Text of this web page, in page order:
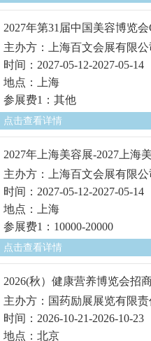
2027年第31届中国美容博览会
主办方：上海百文会展有限公
时间：2027-05-12-2027-05-14
地点：上海
参展费1：其他
点击查看详情
2027年上海美容展-2027上海
主办方：上海百文会展有限公
时间：2027-05-12-2027-05-14
地点：上海
参展费1：10000-20000
点击查看详情
2026(秋）健康营养博览会招
主办方：国药励展展览有限责
时间：2026-10-21-2026-10-23
地点：北京